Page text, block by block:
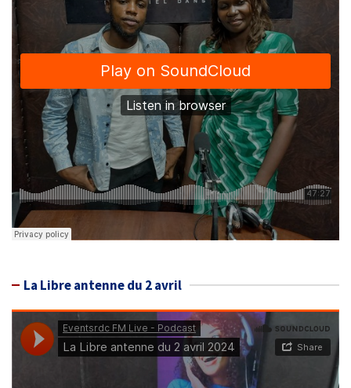
La Libre antenne du 2 avril